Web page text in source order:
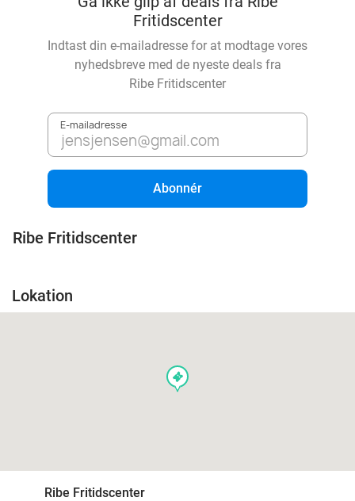
Fritidscenter
Indtast din e-mailadresse for at modtage vores
nyhedsbreve med de nyeste deals fra
Ribe Fritidscenter
E-mailadresse
Abonnér
Ribe Fritidscenter
Lokation
events
Ribe Fritidscenter